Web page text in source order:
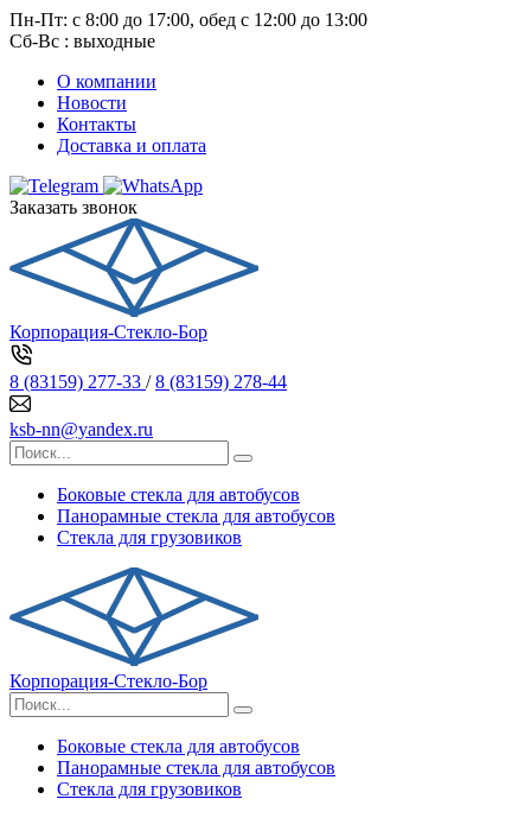
Пн-Пт: с 8:00 до 17:00, обед с 12:00 до 13:00
Сб-Вс : выходные
О компании
Новости
Контакты
Доставка и оплата
Заказать звонок
Корпорация-Стекло-Бор
8 (83159) 277-33 /8 (83159) 278-44
ksb-nn@yandex.ru
Боковые стекла для автобусов
Панорамные стекла для автобусов
Стекла для грузовиков
Корпорация-Стекло-Бор
Боковые стекла для автобусов
Панорамные стекла для автобусов
Стекла для грузовиков